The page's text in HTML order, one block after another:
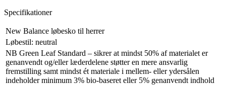
Specifikationer
New Balance løbesko til herrer
Løbestil: neutral
NB Green Leaf Standard – sikrer at mindst 50% af materialet er
genanvendt og/eller læderdelene støtter en mere ansvarlig
fremstilling samt mindst ét materiale i mellem- eller ydersålen
indeholder minimum 3% bio-baseret eller 5% genanvendt indhold